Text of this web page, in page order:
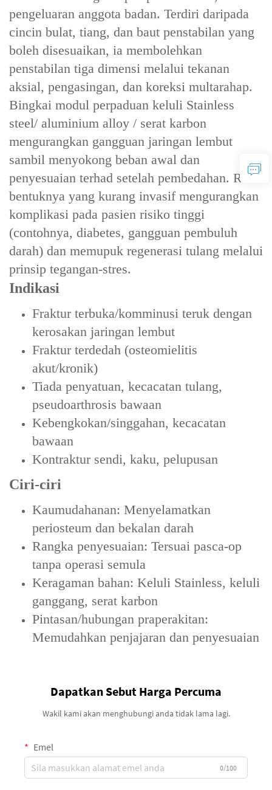
pengeluaran anggota badan. Terdiri daripada
cincin bulat, tiang, dan baut penstabilan yang
boleh disesuaikan, ia membolehkan
penstabilan tiga dimensi melalui tekanan
aksial, pengasingan, dan koreksi multarahap.
Bingkai modul perpaduan keluli Stainless
steel/ aluminium alloy / serat karbon
mengurangkan gangguan jaringan lembut
sambil menyokong beban awal dan
penyesuaian terhad setelah pembedahan. Reka
bentuknya yang kurang invasif mengurangkan
komplikasi pada pasien risiko tinggi
(contohnya, diabetes, gangguan pembuluh
darah) dan memupuk regenerasi tulang melalui
prinsip tegangan-stres.
Indikasi‌
Fraktur terbuka/komminusi teruk dengan
kerosakan jaringan lembut
Fraktur terdedah (osteomielitis
akut/kronik)
Tiada penyatuan, kecacatan tulang,
pseudoarthrosis bawaan
Kebengkokan/singgahan, kecacatan
bawaan
Kontraktur sendi, kaku, pelupusan
Ciri-ciri
‌Kaumudahanan‌: Menyelamatkan
periosteum dan bekalan darah
‌Rangka penyesuaian‌: Tersuai pasca-op
tanpa operasi semula
‌Keragaman bahan‌: Keluli Stainless, keluli
ganggang, serat karbon
‌Pintasan/hubungan praperakitan‌:
Memudahkan penjajaran dan penyesuaian
Dapatkan Sebut Harga Percuma
Wakil kami akan menghubungi anda tidak lama lagi.
Emel
0/100